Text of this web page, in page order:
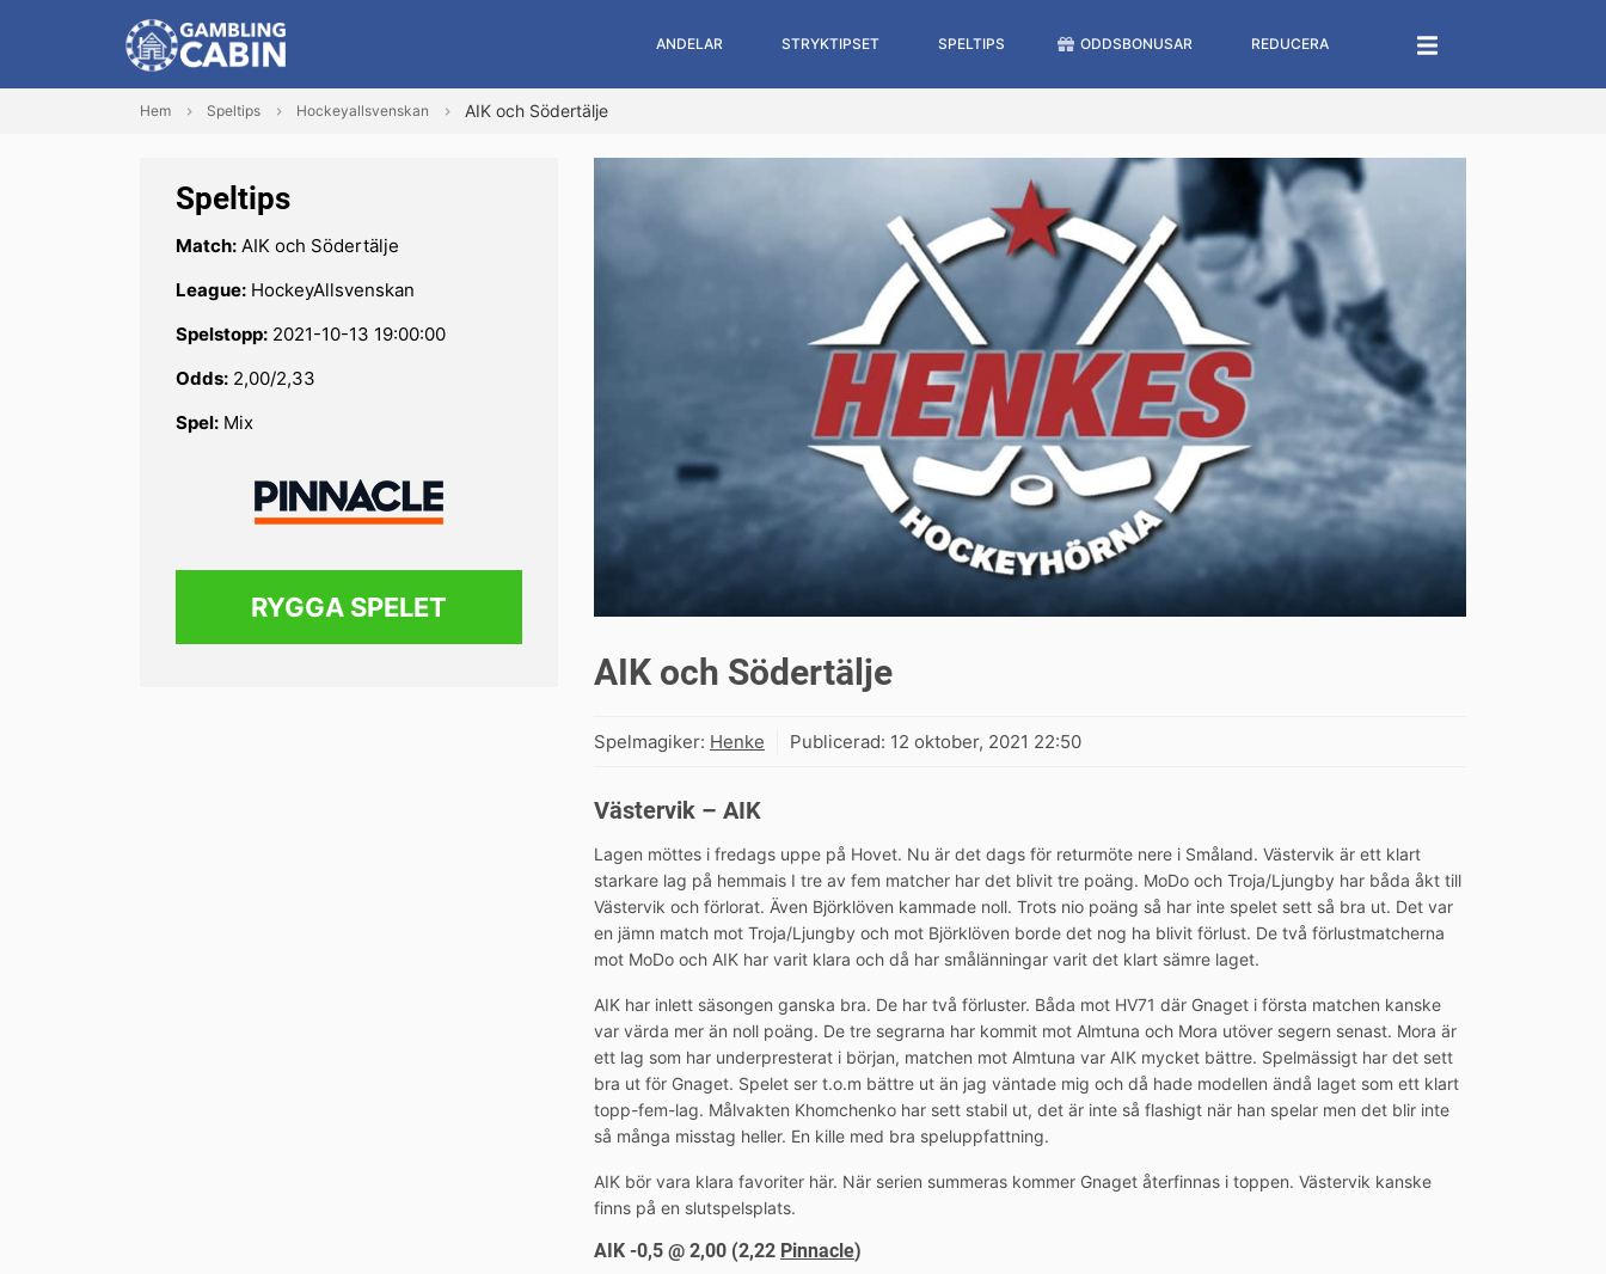
ANDELAR STRYKTIPSET SPELTIPS ODDSBONUSAR REDUCERA
Hem Speltips Hockeyallsvenskan AIK och Södertälje
Speltips
Match: AIK och Södertälje
League: HockeyAllsvenskan
Spelstopp: 2021-10-13 19:00:00
Odds: 2,00/2,33
Spel: Mix
RYGGA SPELET
AIK och Södertälje
Spelmagiker: Henke Publicerad: 12 oktober, 2021 22:50
Västervik – AIK
Lagen möttes i fredags uppe på Hovet. Nu är det dags för returmöte nere i Småland. Västervik är ett klart
starkare lag på hemmais I tre av fem matcher har det blivit tre poäng. MoDo och Troja/Ljungby har båda åkt till
Västervik och förlorat. Även Björklöven kammade noll. Trots nio poäng så har inte spelet sett så bra ut. Det var
en jämn match mot Troja/Ljungby och mot Björklöven borde det nog ha blivit förlust. De två förlustmatcherna
mot MoDo och AIK har varit klara och då har smålänningar varit det klart sämre laget.
AIK har inlett säsongen ganska bra. De har två förluster. Båda mot HV71 där Gnaget i första matchen kanske
var värda mer än noll poäng. De tre segrarna har kommit mot Almtuna och Mora utöver segern senast. Mora är
ett lag som har underpresterat i början, matchen mot Almtuna var AIK mycket bättre. Spelmässigt har det sett
bra ut för Gnaget. Spelet ser t.o.m bättre ut än jag väntade mig och då hade modellen ändå laget som ett klart
topp-fem-lag. Målvakten Khomchenko har sett stabil ut, det är inte så flashigt när han spelar men det blir inte
så många misstag heller. En kille med bra speluppfattning.
AIK bör vara klara favoriter här. När serien summeras kommer Gnaget återfinnas i toppen. Västervik kanske
finns på en slutspelsplats.
AIK -0,5 @ 2,00 (2,22 Pinnacle)